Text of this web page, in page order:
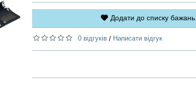
Додати до списку бажань
0 відгуків / Написати відгук